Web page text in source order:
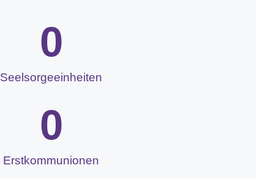
Seelsorgeeinheiten
0
Erstkommunionen
0